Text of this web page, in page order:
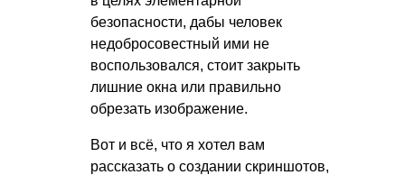
безопасности, дабы человек
недобросовестный ими не
воспользовался, стоит закрыть
лишние окна или правильно
обрезать изображение.
Вот и всё, что я хотел вам
рассказать о создании скриншотов,